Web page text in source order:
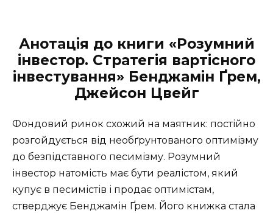
Анотація до книги «Розумний
інвестор. Стратегія вартісного
інвестування» Бенджамін Ґрем,
Джейсон Цвейг
Фондовий ринок схожий на маятник: постійно
розгойдується від необґрунтованого оптимізму
до безпідставного песимізму. Розумний
інвестор натомість має бути реалістом, який
купує в песимістів і продає оптимістам,
стверджує Бенджамін Ґрем. Його книжка стала